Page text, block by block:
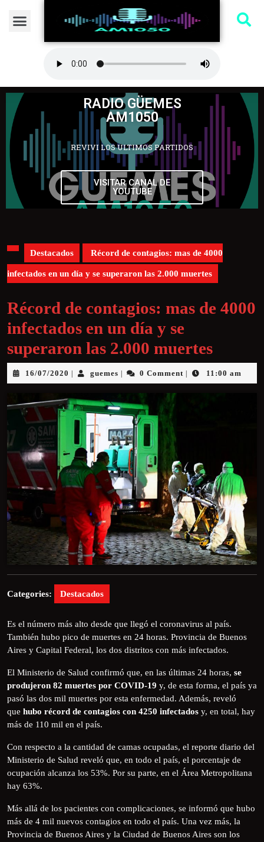
RADIO GÜEMES
AM1050
REVIVI LOS ULTIMOS PARTIDOS
VISITAR CANAL DE
YOUTUBE
Destacados Récord de contagios: mas de 4000
infectados en un día y se superaron las 2.000 muertes
Récord de contagios: mas de 4000
infectados en un día y se
superaron las 2.000 muertes
16/07/2020 guemes 0 Comment 11:00 am
Categories: Destacados
Es el número más alto desde que llegó el coronavirus al país.
También hubo pico de muertes en 24 horas. Provincia de Buenos
Aires y Capital Federal, los dos distritos con más infectados.
El Ministerio de Salud confirmó que, en las últimas 24 horas, se
produjeron 82 muertes por COVID-19 y, de esta forma, el país ya
pasó las dos mil muertes por esta enfermedad. Además, reveló
que hubo récord de contagios con 4250 infectados y, en total, hay
más de 110 mil en el país.
Con respecto a la cantidad de camas ocupadas, el reporte diario del
Ministerio de Salud reveló que, en todo el país, el porcentaje de
ocupación alcanza los 53%. Por su parte, en el Área Metropolitana
hay 63%.
Más allá de los pacientes con complicaciones, se informó que hubo
más de 4 mil nuevos contagios en todo el país. Una vez más, la
Provincia de Buenos Aires y la Ciudad de Buenos Aires son los